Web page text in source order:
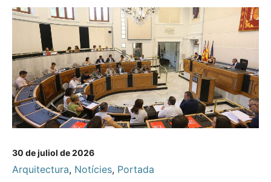
30 de juliol de 2026
Arquitectura, Notícies, Portada